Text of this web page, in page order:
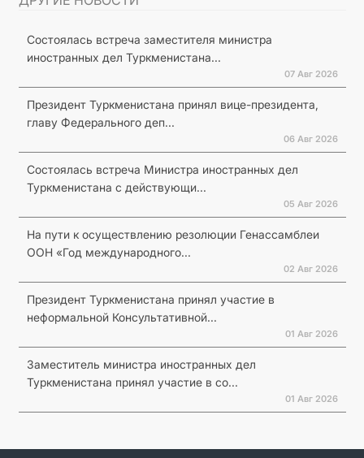
Состоялась встреча заместителя министра
иностранных дел Туркменистана...
07 Авг 2026
Президент Туркменистана принял вице-президента,
главу Федерального деп...
06 Авг 2026
Состоялась встреча Министра иностранных дел
Туркменистана с действующи...
05 Авг 2026
На пути к осуществлению резолюции Генассамблеи
ООН «Год международного...
02 Авг 2026
Президент Туркменистана принял участие в
неформальной Консультативной...
01 Авг 2026
Заместитель министра иностранных дел
Туркменистана принял участие в со...
01 Авг 2026